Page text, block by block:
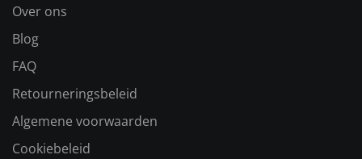
Over ons
Blog
FAQ
Retourneringsbeleid
Algemene voorwaarden
Cookiebeleid